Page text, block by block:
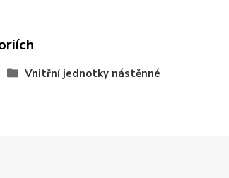
Vnitřní jednotky nástěnné